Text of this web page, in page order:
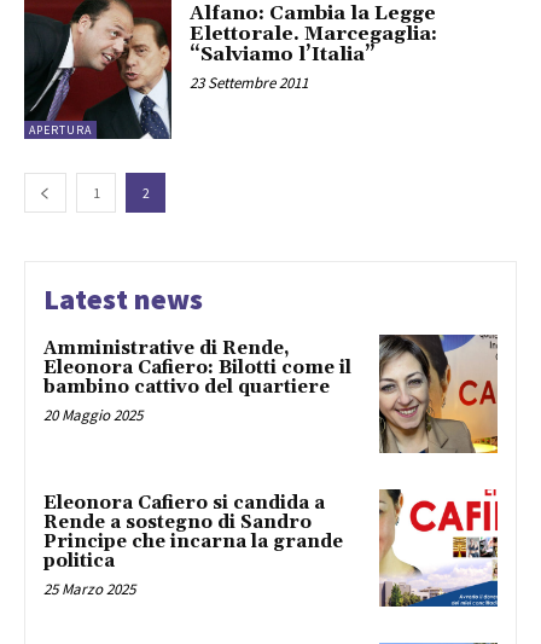
APERTURA
Alfano: Cambia la Legge
Elettorale. Marcegaglia:
“Salviamo l’Italia”
23 Settembre 2011
1 2
Latest news
Amministrative di Rende,
Eleonora Cafiero: Bilotti come il
bambino cattivo del quartiere
20 Maggio 2025
Eleonora Cafiero si candida a
Rende a sostegno di Sandro
Principe che incarna la grande
politica
25 Marzo 2025